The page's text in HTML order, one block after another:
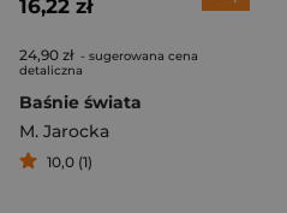
16,22 zł
24,90 zł - sugerowana cena
detaliczna
Baśnie świata
M. Jarocka
10,0 (1)